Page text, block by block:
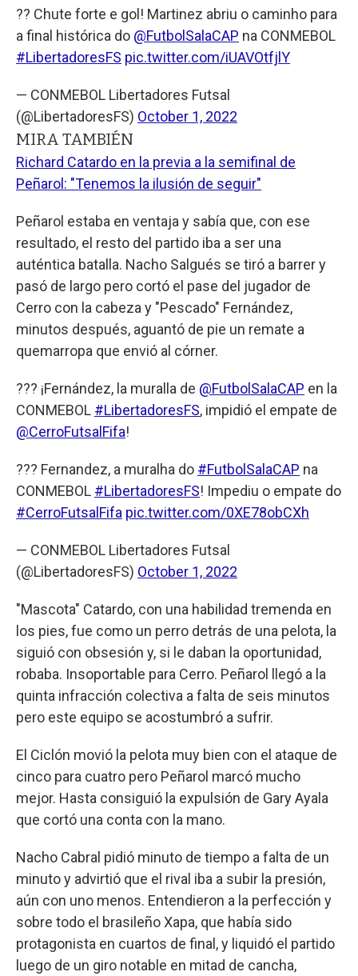
?? Chute forte e gol! Martinez abriu o caminho para
a final histórica do @FutbolSalaCAP na CONMEBOL
#LibertadoresFS pic.twitter.com/iUAVOtfjlY
— CONMEBOL Libertadores Futsal
(@LibertadoresFS) October 1, 2022
MIRA TAMBIÉN
Richard Catardo en la previa a la semifinal de
Peñarol: "Tenemos la ilusión de seguir"
Peñarol estaba en ventaja y sabía que, con ese
resultado, el resto del partido iba a ser una
auténtica batalla. Nacho Salgués se tiró a barrer y
pasó de largo pero cortó el pase del jugador de
Cerro con la cabeza y "Pescado" Fernández,
minutos después, aguantó de pie un remate a
quemarropa que envió al córner.
??? ¡Fernández, la muralla de @FutbolSalaCAP en la
CONMEBOL #LibertadoresFS, impidió el empate de
@CerroFutsalFifa!
??? Fernandez, a muralha do #FutbolSalaCAP na
CONMEBOL #LibertadoresFS! Impediu o empate do
#CerroFutsalFifa pic.twitter.com/0XE78obCXh
— CONMEBOL Libertadores Futsal
(@LibertadoresFS) October 1, 2022
"Mascota" Catardo, con una habilidad tremenda en
los pies, fue como un perro detrás de una pelota, la
siguió con obsesión y, si le daban la oportunidad,
robaba. Insoportable para Cerro. Peñarol llegó a la
quinta infracción colectiva a falta de seis minutos
pero este equipo se acostumbró a sufrir.
El Ciclón movió la pelota muy bien con el ataque de
cinco para cuatro pero Peñarol marcó mucho
mejor. Hasta consiguió la expulsión de Gary Ayala
que cortó una conta con la mano.
Nacho Cabral pidió minuto de tiempo a falta de un
minuto y advirtió que el rival iba a subir la presión,
aún con uno menos. Entendieron a la perfección y
sobre todo el brasileño Xapa, que había sido
protagonista en cuartos de final, y liquidó el partido
luego de un giro notable en mitad de cancha,